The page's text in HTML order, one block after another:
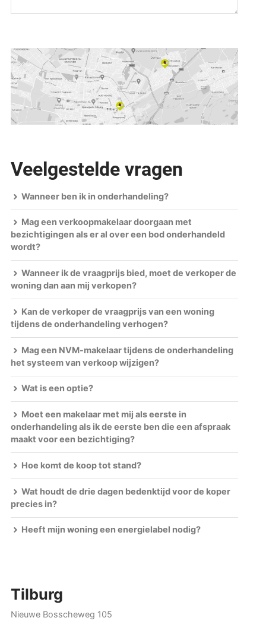
Veelgestelde vragen
Wanneer ben ik in onderhandeling?
Mag een verkoopmakelaar doorgaan met
bezichtigingen als er al over een bod onderhandeld
wordt?
Wanneer ik de vraagprijs bied, moet de verkoper de
woning dan aan mij verkopen?
Kan de verkoper de vraagprijs van een woning
tijdens de onderhandeling verhogen?
Mag een NVM-makelaar tijdens de onderhandeling
het systeem van verkoop wijzigen?
Wat is een optie?
Moet een makelaar met mij als eerste in
onderhandeling als ik de eerste ben die een afspraak
maakt voor een bezichtiging?
Hoe komt de koop tot stand?
Wat houdt de drie dagen bedenktijd voor de koper
precies in?
Heeft mijn woning een energielabel nodig?
Tilburg
Nieuwe Bosscheweg 105